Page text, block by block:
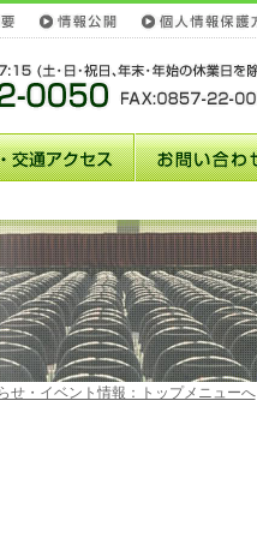
せ・イベント情報：トップメニューへ